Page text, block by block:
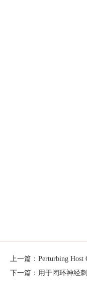
上一篇：Perturbing Host
下一篇：用于闭环神经